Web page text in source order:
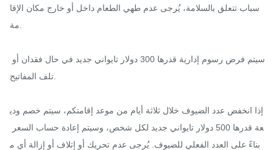
سباب تتعلق بالسلامة، يُرجى عدم طهي الطعام داخل أو خارج مكان الإقا
مة.
تلف المفاتيح.
إذا انخفض عدد الضيوف خلال ثلاثة أيام من موعد إقامتكم، سيتم خصم ودي
بناءً على العدد الفعلي للضيوف. يُرجى عدم تحريك أو إتلاف أو إزالة أي م